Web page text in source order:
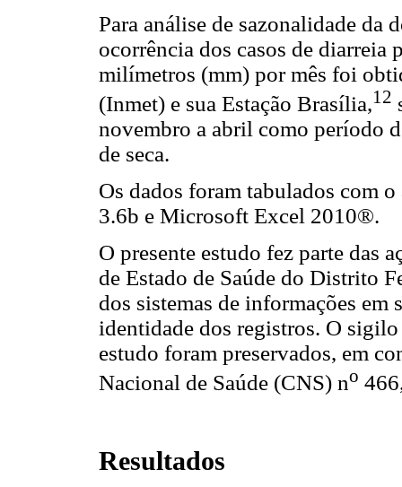
Para análise de sazonalidade da
ocorrência dos casos de
milímetros (mm) por mês foi
(Inmet) e sua Estação Brasília,12
novembro a abril como período
de seca.
Os dados foram tabulados com
3.6b e Microsoft Excel 2010®.
O presente estudo fez parte das
de Estado de Saúde do Distrito
dos sistemas de informações
identidade dos registros. O
estudo foram preservados, em
Nacional de Saúde (CNS) no
Resultados